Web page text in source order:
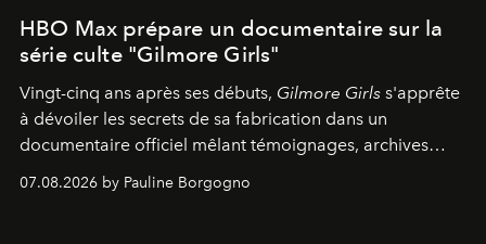
HBO Max prépare un documentaire sur la
série culte "Gilmore Girls"
Vingt-cinq ans après ses débuts, Gilmore Girls s'apprête
à dévoiler les secrets de sa fabrication dans un
documentaire officiel mêlant témoignages, archives
inédites et plongée dans les coulisses d'un phénomène
générationnel.
07.08.2026 by Pauline Borgogno